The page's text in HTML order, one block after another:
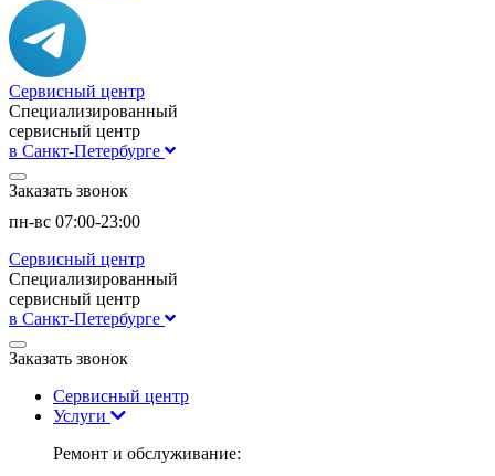
Сервисный центр
Специализированный
сервисный центр
в Санкт-Петербурге
Заказать звонок
пн-вс 07:00-23:00
Сервисный центр
Специализированный
сервисный центр
в Санкт-Петербурге
Заказать звонок
Сервисный центр
Услуги
Ремонт и обслуживание: